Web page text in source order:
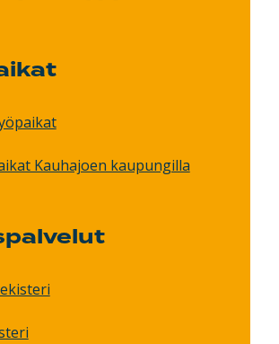
Kauhajoen kaupungilla